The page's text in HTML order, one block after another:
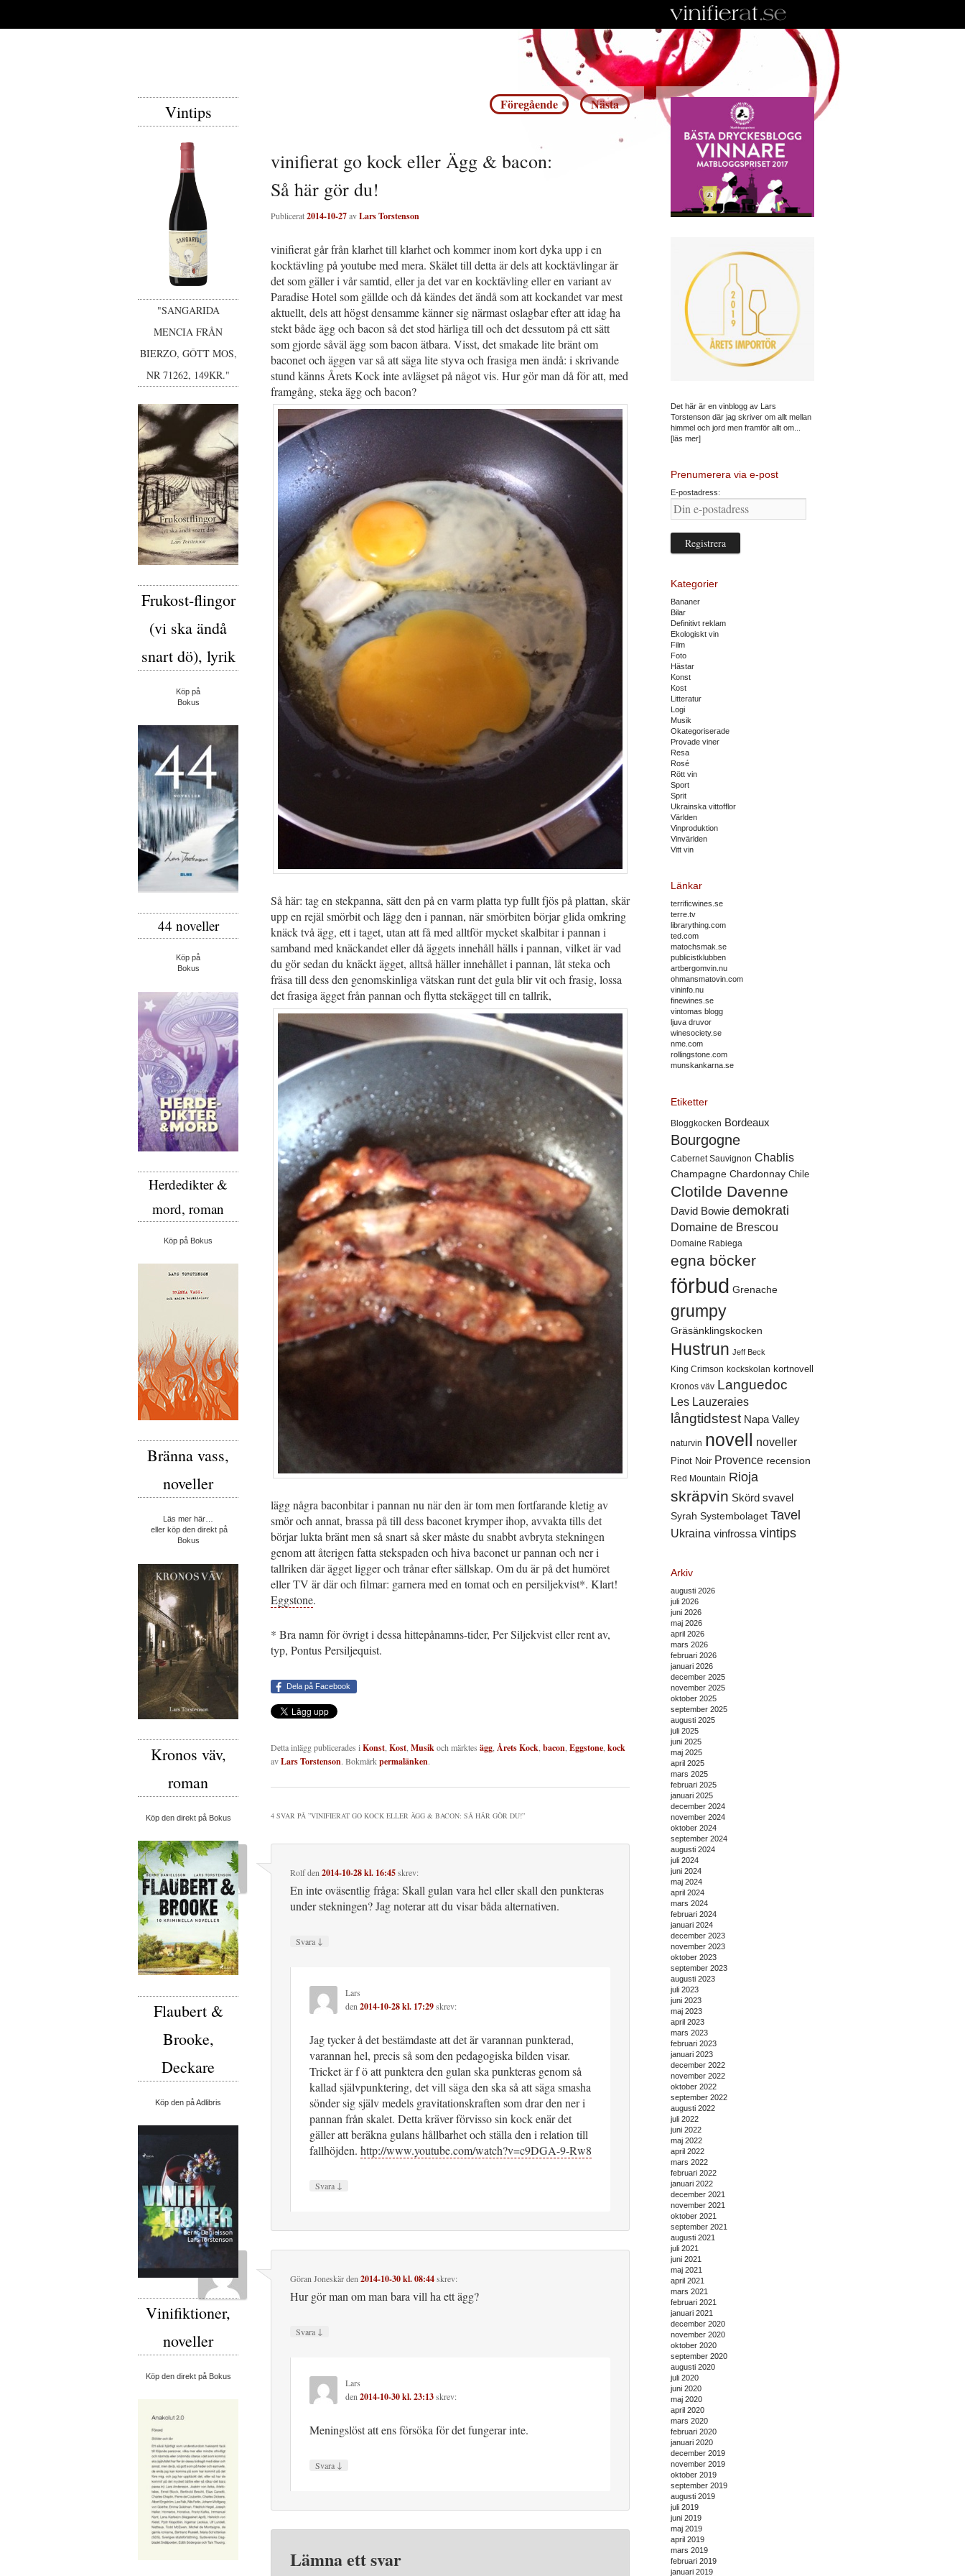
Inläggsnavigering
Föregående Nästa
vinifierat go kock eller Ägg & bacon:
Så här gör du!
Publicerat2014-10-27avLars Torstenson
vinifierat går från klarhet till klarhet och kommer inom kort dyka upp i en
kocktävling på youtube med mera. Skälet till detta är dels att kocktävlingar är
det som gäller i vår samtid, eller ja det var en kocktävling eller en variant av
Paradise Hotel som gällde och då kändes det ändå som att kockandet var mest
aktuellt, dels att högst densamme känner sig närmast oslagbar efter att idag ha
stekt både ägg och bacon så det stod härliga till och det dessutom på ett sätt
som gjorde såväl ägg som bacon ätbara. Visst, det smakade lite bränt om
baconet och äggen var så att säga lite styva och frasiga men ändå: i skrivande
stund känns Årets Kock inte avlägset på något vis. Hur gör man då för att, med
framgång, steka ägg och bacon?
Så här: tag en stekpanna, sätt den på en varm platta typ fullt fjös på plattan, skär
upp en rejäl smörbit och lägg den i pannan, när smörbiten börjar glida omkring
knäck två ägg, ett i taget, utan att få med alltför mycket skalbitar i pannan i
samband med knäckandet eller då äggets innehåll hälls i pannan, vilket är vad
du gör sedan du knäckt ägget, alltså häller innehållet i pannan, låt steka och
fräsa till dess den genomskinliga vätskan runt det gula blir vit och frasig, lossa
det frasiga ägget från pannan och flytta stekägget till en tallrik,
lägg några baconbitar i pannan nu när den är tom men fortfarande kletig av
smör och annat, brassa på till dess baconet krymper ihop, avvakta tills det
börjar lukta bränt men så snart så sker måste du snabbt avbryta stekningen
genom att återigen fatta stekspaden och hiva baconet ur pannan och ner i
tallriken där ägget ligger och trånar efter sällskap. Om du är på det humöret
eller TV är där och filmar: garnera med en tomat och en persiljekvist*. Klart!
Eggstone.
* Bra namn för övrigt i dessa hittepånamns-tider, Per Siljekvist eller rent av,
typ, Pontus Persiljequist.
Dela på Facebook
Detta inlägg publicerades i Konst Kost Musikoch märktes ägg Årets Kock bacon Eggstone kock
avLars Torstenson. Bokmärkpermalänken.
4 SVAR PÅ ”VINIFIERAT GO KOCK ELLER ÄGG & BACON: SÅ HÄR GÖR DU!”
Rolfden 2014-10-28 kl. 16:45skrev:
En inte oväsentlig fråga: Skall gulan vara hel eller skall den punkteras
under stekningen? Jag noterar att du visar båda alternativen.
Svara ↓
Lars
den 2014-10-28 kl. 17:29skrev:
Jag tycker å det bestämdaste att det är varannan punkterad,
varannan hel, precis så som den pedagogiska bilden visar.
Tricket är f ö att punktera den gulan ska punkteras genom så
kallad självpunktering, det vill säga den ska så att säga smasha
sönder sig själv medels gravitationskraften som drar den ner i
pannan från skalet. Detta kräver förvisso sin kock enär det
gäller att beräkna gulans hållbarhet och ställa den i relation till
fallhöjden. http://www.youtube.com/watch?v=c9DGA-9-Rw8
Svara ↓
Göran Joneskärden 2014-10-30 kl. 08:44skrev:
Hur gör man om man bara vill ha ett ägg?
Svara ↓
Lars
den 2014-10-30 kl. 23:13skrev:
Meningslöst att ens försöka för det fungerar inte.
Svara ↓
Lämna ett svar
Det här är en vinblogg av Lars
Torstenson där jag skriver om allt mellan
himmel och jord men framför allt om...
[läs mer]
Prenumerera via e-post
E-postadress:
Kategorier
Bananer
Bilar
Definitivt reklam
Ekologiskt vin
Film
Foto
Hästar
Konst
Kost
Litteratur
Logi
Musik
Okategoriserade
Provade viner
Resa
Rosé
Rött vin
Sport
Sprit
Ukrainska vittofflor
Världen
Vinproduktion
Vinvärlden
Vitt vin
Länkar
terrificwines.se
terre.tv
librarything.com
ted.com
matochsmak.se
publicistklubben
artbergomvin.nu
ohmansmatovin.com
vininfo.nu
finewines.se
vintomas blogg
ljuva druvor
winesociety.se
nme.com
rollingstone.com
munskankarna.se
Etiketter
Bloggkocken Bordeaux
Bourgogne
Cabernet Sauvignon Chablis
Champagne Chardonnay Chile
Clotilde Davenne
David Bowie demokrati
Domaine de Brescou
Domaine Rabiega
egna böcker
förbud Grenache
grumpy
Gräsänklingskocken
Hustrun Jeff Beck
King Crimson kockskolan kortnovell
Kronos väv Languedoc
Les Lauzeraies
långtidstest Napa Valley
naturvin novell noveller
Pinot Noir Provence recension
Red Mountain Rioja
skräpvin Skörd svavel
Syrah Systembolaget Tavel
Ukraina vinfrossa vintips
Arkiv
augusti 2026
juli 2026
juni 2026
maj 2026
april 2026
mars 2026
februari 2026
januari 2026
december 2025
november 2025
oktober 2025
september 2025
augusti 2025
juli 2025
juni 2025
maj 2025
april 2025
mars 2025
februari 2025
januari 2025
december 2024
november 2024
oktober 2024
september 2024
augusti 2024
juli 2024
juni 2024
maj 2024
april 2024
mars 2024
februari 2024
januari 2024
december 2023
november 2023
oktober 2023
september 2023
augusti 2023
juli 2023
juni 2023
maj 2023
april 2023
mars 2023
februari 2023
januari 2023
december 2022
november 2022
oktober 2022
september 2022
augusti 2022
juli 2022
juni 2022
maj 2022
april 2022
mars 2022
februari 2022
januari 2022
december 2021
november 2021
oktober 2021
september 2021
augusti 2021
juli 2021
juni 2021
maj 2021
april 2021
mars 2021
februari 2021
januari 2021
december 2020
november 2020
oktober 2020
september 2020
augusti 2020
juli 2020
juni 2020
maj 2020
april 2020
mars 2020
februari 2020
januari 2020
december 2019
november 2019
oktober 2019
september 2019
augusti 2019
juli 2019
juni 2019
maj 2019
april 2019
mars 2019
februari 2019
januari 2019
Vintips
"SANGARIDA
MENCIA FRÅN
BIERZO, GÔTT MOS,
NR 71262, 149KR."
Frukost-flingor
(vi ska ändå
snart dö), lyrik
Köp på
Bokus
44 noveller
Köp på
Bokus
Herdedikter &
mord, roman
Köp på Bokus
Bränna vass,
noveller
Läs mer här…
eller köp den direkt på
Bokus
Kronos väv,
roman
Köp den direkt på Bokus
Flaubert &
Brooke,
Deckare
Köp den på Adlibris
Vinifiktioner,
noveller
Köp den direkt på Bokus